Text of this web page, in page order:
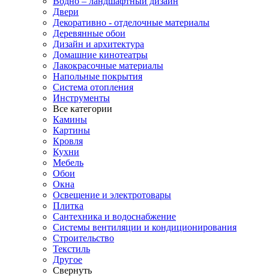
Двери
Декоративно - отделочные материалы
Деревянные обои
Дизайн и архитектура
Домашние кинотеатры
Лакокрасочные материалы
Напольные покрытия
Система отопления
Инструменты
Все категории
Камины
Картины
Кровля
Кухни
Мебель
Обои
Окна
Освещение и электротовары
Плитка
Сантехника и водоснабжение
Системы вентиляции и кондиционирования
Строительство
Текстиль
Другое
Свернуть